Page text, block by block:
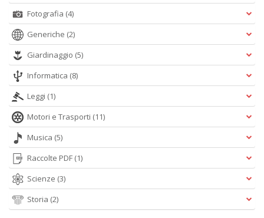
Fotografia (4)
Generiche (2)
Giardinaggio (5)
Informatica (8)
Leggi (1)
Motori e Trasporti (11)
Musica (5)
Raccolte PDF (1)
Scienze (3)
Storia (2)